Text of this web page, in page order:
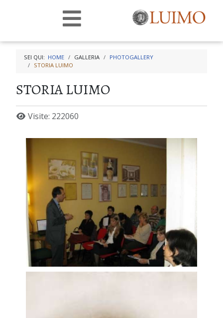
SEI QUI: HOME GALLERIA
PHOTOGALLERY
STORIA LUIMO
STORIA LUIMO
Visite: 222060